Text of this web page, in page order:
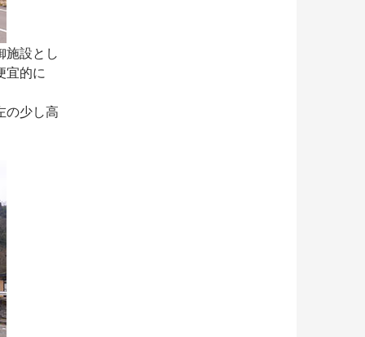
施設とし
宜的に
の少し高